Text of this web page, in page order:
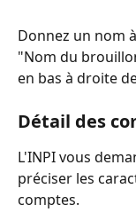
Donnez un nom
"Nom du
en bas à droite
Détail des
L'INPI vous
préciser les
comptes.